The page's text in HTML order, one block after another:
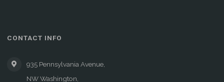
CONTACT INFO
935 Pennsylvania Avenue,
NW Washington,